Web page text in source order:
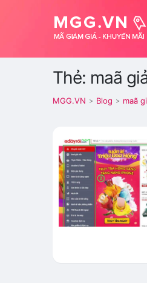
Thẻ: maã
MGG.VN > Blog > maã